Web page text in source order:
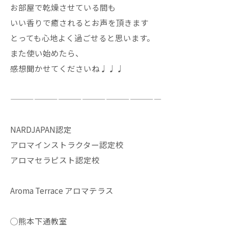
お部屋で乾燥させている間も
いい香りで癒されるとお声を頂きます
とっても心地よく過ごせると思います。
また使い始めたら、
感想聞かせてくださいね♩♩♩
———————————————————
NARDJAPAN認定
アロマインストラクター認定校
アロマセラピスト認定校
Aroma Terrace アロマテラス
◯熊本下通教室